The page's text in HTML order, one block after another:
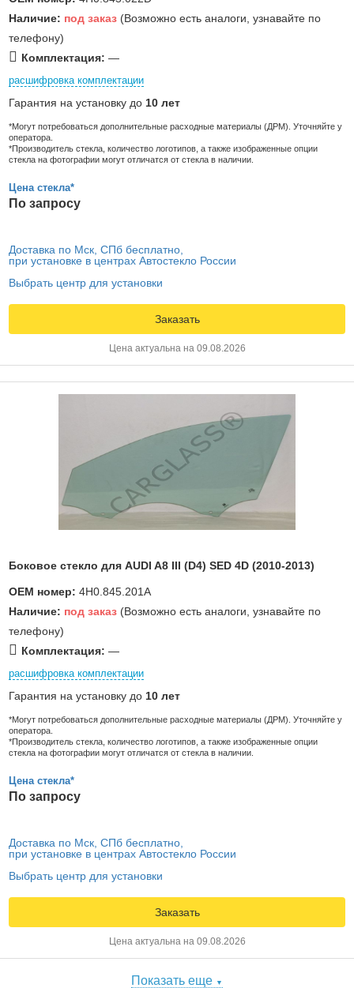
Наличие: под заказ (Возможно есть аналоги, узнавайте по
телефону)
Комплектация: —
расшифровка комплектации
Гарантия на установку до 10 лет
*Могут потребоваться дополнительные расходные материалы (ДРМ). Уточняйте у
оператора.
*Производитель стекла, количество логотипов, а также изображенные опции
стекла на фотографии могут отличатся от стекла в наличии.
Цена стекла*
По запросу
Доставка по Мск, СПб бесплатно,
при установке в центрах Автостекло России
Выбрать центр для установки
Заказать
Цена актуальна на 09.08.2026
Боковое стекло для AUDI A8 III (D4) SED 4D (2010-2013)
OEM номер: 4H0.845.201A
Наличие: под заказ (Возможно есть аналоги, узнавайте по
телефону)
Комплектация: —
расшифровка комплектации
Гарантия на установку до 10 лет
*Могут потребоваться дополнительные расходные материалы (ДРМ). Уточняйте у
оператора.
*Производитель стекла, количество логотипов, а также изображенные опции
стекла на фотографии могут отличатся от стекла в наличии.
Цена стекла*
По запросу
Доставка по Мск, СПб бесплатно,
при установке в центрах Автостекло России
Выбрать центр для установки
Заказать
Цена актуальна на 09.08.2026
Показать еще ▼